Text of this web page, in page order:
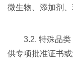
微生物、添加剂、
3.2. 特殊品
供专项批准证书或